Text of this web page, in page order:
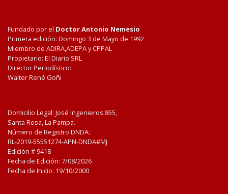
Fundado por el Doctor Antonio Nemesio
Primera edición: Domingo 3 de Mayo de 1992
Miembro de ADIRA,ADEPA y CPPAL
Propietario: El Diario SRL
Director Periodístico:
Walter René Goñi
Domicilio Legal: José Ingenieros 855,
Santa Rosa, La Pampa.
Número de Registro DNDA:
RL-2019-55551274-APN-DNDA#MJ
Edición # 9418
Fecha de Edición: 7/08/2026
Fecha de Inicio: 19/10/2000